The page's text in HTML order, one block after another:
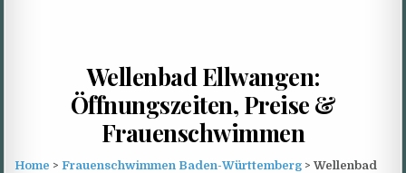
Wellenbad Ellwangen:
Öffnungszeiten, Preise &
Frauenschwimmen
Home >Frauenschwimmen Baden-Württemberg > Wellenbad